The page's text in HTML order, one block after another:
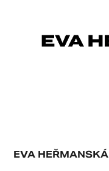
EVA HEŘMANSKÁ